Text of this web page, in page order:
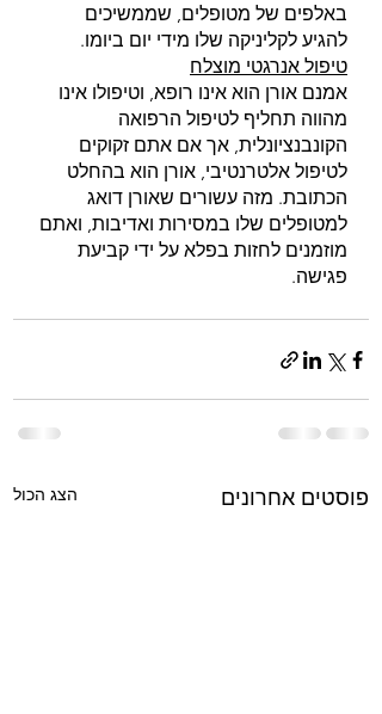
באלפים של מטופלים, שממשיכים
להגיע לקליניקה שלו מידי יום ביומו.
טיפול אנרגטי מוצלח
אמנם אורן הוא אינו רופא, וטיפולו אינו
מהווה תחליף לטיפול הרפואה
הקונבנציונלית, אך אם אתם זקוקים
לטיפול אלטרנטיבי, אורן הוא בהחלט
הכתובת. מזה עשורים שאורן דואג
למטופלים שלו במסירות ואדיבות, ואתם
מוזמנים לחזות בפלא על ידי קביעת
פגישה.
פוסטים אחרונים הצג הכול